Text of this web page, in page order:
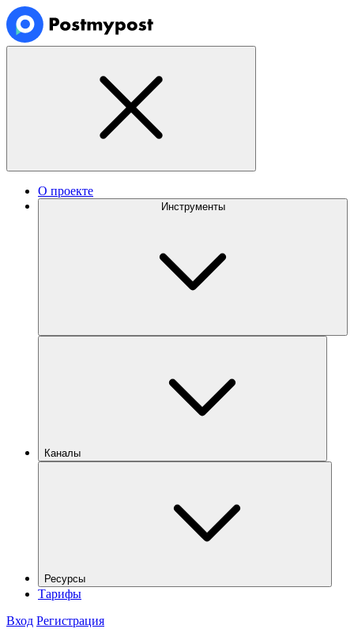
О проекте
Инструменты
Каналы
Ресурсы
Тарифы
Вход Регистрация